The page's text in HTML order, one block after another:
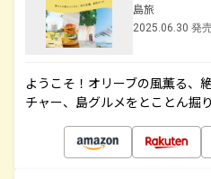
島旅
2025.06.30 発
ようこそ！オリーブの風薫る、
チャー、島グルメをとことん掘